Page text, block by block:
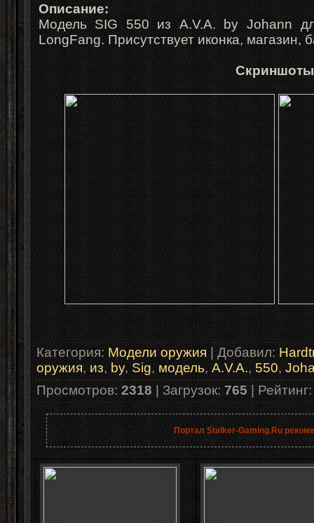
Описание:
Модель SIG 550 из A.V.A. by Johann
LongFang. Присутствует иконка, магазин,
Категория: Модели оружия| Добавил:
оружия, из, by,Sig, модель,A.V.A.,550,
Просмотров:2318|Загрузок:765|Рейтинг
Портал Stalker-Gaming.Ru